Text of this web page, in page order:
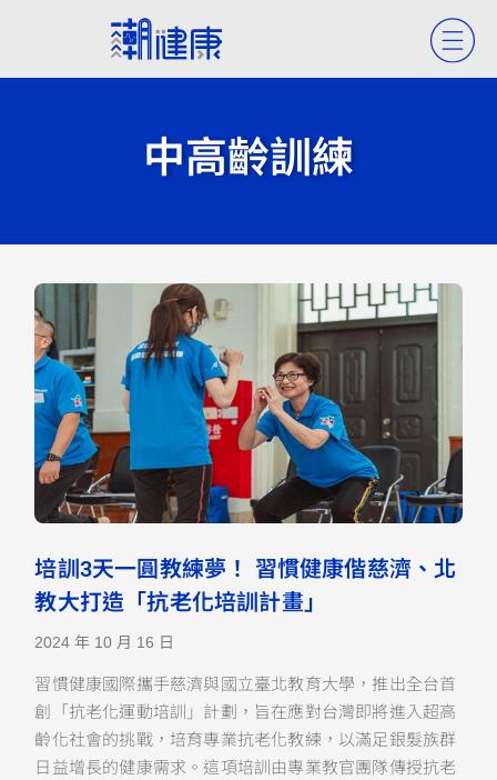
中高齡訓練
培訓3天一圓教練夢！ 習慣健康偕慈濟、北
教大打造「抗老化培訓計畫」
2024 年 10 月 16 日
習慣健康國際攜手慈濟與國立臺北教育大學，推出全台首
創「抗老化運動培訓」計劃，旨在應對台灣即將進入超高
齡化社會的挑戰，培育專業抗老化教練，以滿足銀髮族群
日益增長的健康需求。這項培訓由專業教官團隊傳授抗老